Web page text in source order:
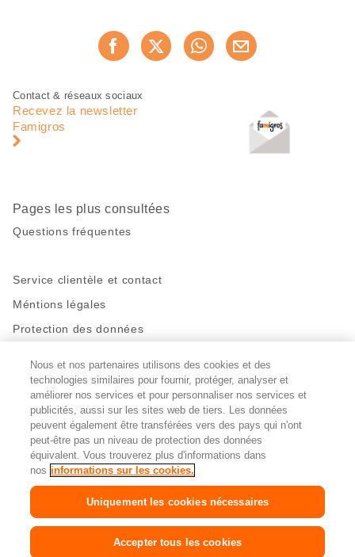
Recommander maintenant
Pied
page
Navigation
pied
Contact & réseaux sociaux
Recevez la newsletter
Famigros
Pages les plus consultées
Questions fréquentes
Service clientèle et contact
Méntions légales
Protection des données
Restez en contact!
Facebook
http://twitter.com/migros
https://www.youtube.com/user/
PinterestInstagram
Paramètres des cookies
© 2026 La Fédération des coopératives Migros
FR IT
Nous et nos partenaires utilisons des cookies et des
technologies similaires pour fournir, protéger, analyser et
améliorer nos services et pour personnaliser nos services et
publicités, aussi sur les sites web de tiers. Les données
peuvent également être transférées vers des pays qui n'ont
peut-être pas un niveau de protection des données
équivalent. Vous trouverez plus d'informations dans
nos informations sur les cookies.
Uniquement les cookies nécessaires
Accepter tous les cookies